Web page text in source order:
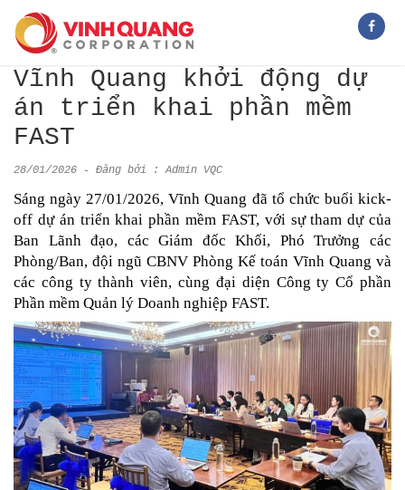
Vĩnh Quang khởi động dự
án triển khai phần mềm
FAST
28/01/2026 - Đăng bởi : Admin VQC
Sáng ngày 27/01/2026, Vĩnh Quang đã tổ chức buổi kick-
off dự án triển khai phần mềm FAST, với sự tham dự của
Ban Lãnh đạo, các Giám đốc Khối, Phó Trưởng các
Phòng/Ban, đội ngũ CBNV Phòng Kế toán Vĩnh Quang và
các công ty thành viên, cùng đại diện Công ty Cổ phần
Phần mềm Quản lý Doanh nghiệp FAST.